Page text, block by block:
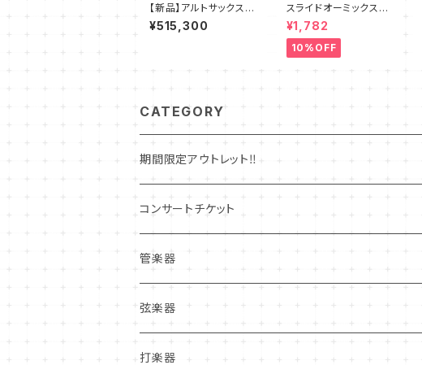
【新品】アルトサックス
ヤナギサワ A-WO10
¥515,300
スライドオーミックス
ラピットコンフォート
¥1,782
10%OFF
CATEGORY
期間限定アウトレット‼
コンサートチケット
管楽器
管楽器新品本体
フルート
管楽器中古本体
弦楽器
弦楽器新品本体
打楽器